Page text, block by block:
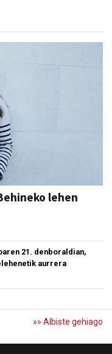
lehen
21. denboraldian,
aurrera
»» Albiste gehiago